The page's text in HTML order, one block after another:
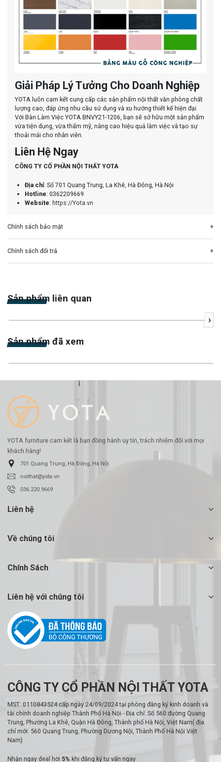
Giải Pháp Lý Tưởng Cho Doanh Nghiệp
YOTA luôn cam kết cung cấp các sản phẩm nội thất văn phòng chất
lượng cao, đáp ứng nhu cầu sử dụng và xu hướng thiết kế hiện đại.
Với Bàn Làm Việc YOTA BNVY21-1206, bạn sẽ sở hữu một sản phẩm
vừa tiện dụng, vừa thẩm mỹ, nâng cao hiệu quả làm việc và tạo sự
thoải mái cho nhân viên.
Liên Hệ Ngay
CÔNG TY CỔ PHẦN NỘI THẤT YOTA
Địa chỉ: Số 701 Quang Trung, La Khê, Hà Đông, Hà Nội
Hotline: 0362209669
Website: https://Yota.vn
Chính sách bảo mật
Chính sách đổi trả
Sản phẩm liên quan
›
Sản phẩm đã xem
YOTA furniture cam kết là bạn đồng hành uy tín, trách nhiệm đối với mọi
khách hàng!
701 Quang Trung, Hà Đông, Hà Nội
noithat@yota.vn
036.220.9669
Liên hệ
Về chúng tôi
Chính Sách
Liên hệ với chúng tôi
CÔNG TY CỔ PHẦN NỘI THẤT YOTA
MST: 0110843524 cấp ngày 24/09/2024 tại phòng đăng ký kinh doanh và
tài chính doanh nghiệp Thành Phố Hà Nội - Địa chỉ: Số 560 đường Quang
Trung, Phường La Khê, Quận Hà Đông, Thành phố Hà Nội, Việt Nam( địa
chỉ mới: 560 Quang Trung, Phường Dương Nội, Thành Phố Hà Nội Việt
Nam)
Nhận ngay deal hời 5% khi đăng ký tư vấn ngay